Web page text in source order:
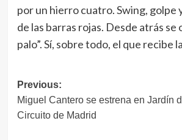
por un hierro cuatro. Swing, golpe
de las barras rojas. Desde atrás se
palo”. Sí, sobre todo, el que recibe
Navegación
de
Previous:
Miguel Cantero se estrena en Jardín
Circuito de Madrid